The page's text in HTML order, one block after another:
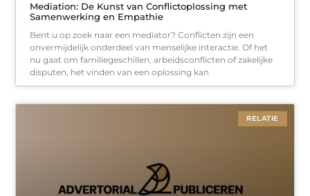
Mediation: De Kunst van Conflictoplossing met
Samenwerking en Empathie
Bent u op zoek naar een mediator? Conflicten zijn een
onvermijdelijk onderdeel van menselijke interactie. Of het
nu gaat om familiegeschillen, arbeidsconflicten of zakelijke
disputen, het vinden van een oplossing kan
RELATIE